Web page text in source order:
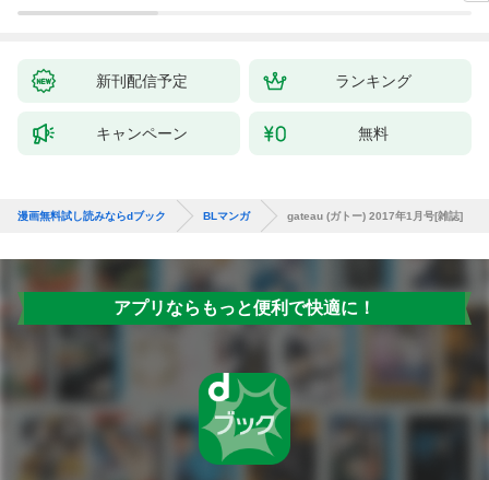
新刊配信予定 ランキング
キャンペーン 無料
漫画無料試し読みならdブック BLマンガ gateau (ガトー) 2017年1月号[雑誌]
アプリならもっと便利で快適に！